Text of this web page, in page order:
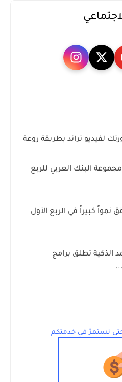
لفيديو تراند بطريقة روعة
مجموعة البنك العربي للربع
نمواً كبيراً في الربع الأول
الذكية تطلق برامج
نستمرّ في خدمتكم